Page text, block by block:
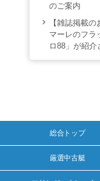
のご案内
【雑誌掲載
マーレのフラ
ロ88」が紹介
総合トップ
厳選中古艇